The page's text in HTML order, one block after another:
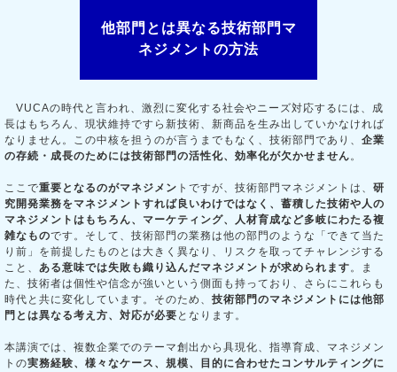
他部門とは異なる技術部門マ
ネジメントの方法
VUCAの時代と言われ、激烈に変化する社会やニーズ対応するには、成
長はもちろん、現状維持ですら新技術、新商品を生み出していかなければ
なりません。この中核を担うのが言うまでもなく、技術部門であり、 企業
の存続・成長のためには技術部門の活性化、効率化が欠かせません。
ここで重要となるのがマネジメン トですが、技術部門マネジメントは、 研
究開発業務をマネジメントすれば良いわけではなく、蓄積した技術や人の
マネジメントはもちろん、マーケティング、人材育成など多岐にわたる複
雑なものです。そして、技術部門の業務は他の部門のような「できて当た
り前」を前提したものとは大きく異なり、リスクを取ってチャレンジする
こと、 ある意味では失敗も織り込んだマネジメントが求められます。ま
た、技術者は個性や信念が強いという側面も持っており、さらにこれらも
時代と共に変化しています。そのため、 技術部門のマネジメントには他部
門とは異なる考え方、対応が必要 となります。
本講演では、複数企業でのテーマ創出から具現化、指導育成、マネジメン
トの実務経験、様々なケース、規模、目的に合わせたコンサルティングに